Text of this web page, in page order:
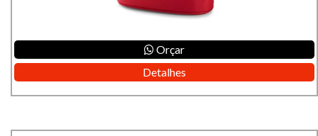
Orçar
Detalhes